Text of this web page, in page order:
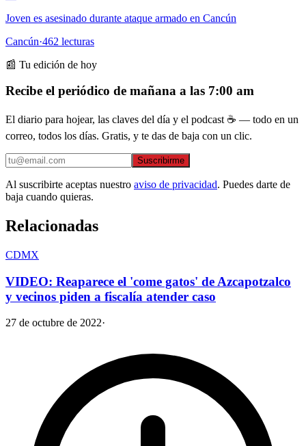
Joven es asesinado durante ataque armado en Cancún
Cancún·462 lecturas
📰 Tu edición de hoy
Recibe el periódico de mañana a las 7:00 am
El diario para hojear, las claves del día y el podcast ☕ — todo en un
correo, todos los días. Gratis, y te das de baja con un clic.
Suscribirme
Al suscribirte aceptas nuestro aviso de privacidad. Puedes darte de
baja cuando quieras.
Relacionadas
CDMX
VIDEO: Reaparece el 'come gatos' de Azcapotzalco
y vecinos piden a fiscalía atender caso
27 de octubre de 2022·